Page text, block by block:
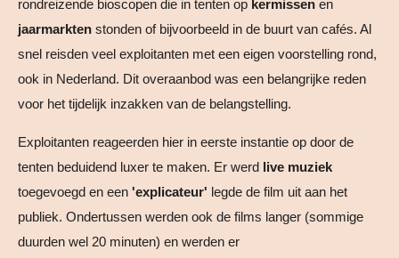
rondreizende bioscopen die in tenten op kermissen en
jaarmarkten stonden of bijvoorbeeld in de buurt van cafés. Al
snel reisden veel exploitanten met een eigen voorstelling rond,
ook in Nederland. Dit overaanbod was een belangrijke reden
voor het tijdelijk inzakken van de belangstelling.
Exploitanten reageerden hier in eerste instantie op door de
tenten beduidend luxer te maken. Er werd live muziek
toegevoegd en een 'explicateur' legde de film uit aan het
publiek. Ondertussen werden ook de films langer (sommige
duurden wel 20 minuten) en werden er